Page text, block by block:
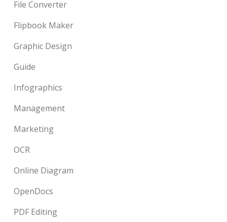
File Converter
Flipbook Maker
Graphic Design
Guide
Infographics
Management
Marketing
OCR
Online Diagram
OpenDocs
PDF Editing